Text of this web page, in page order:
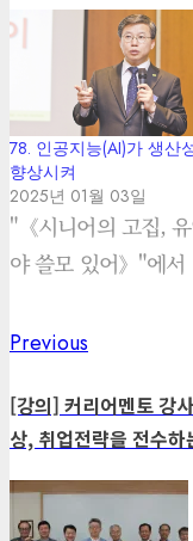
분히 검색하고, 이 투
정으로 발생할 수 있
험수준을 평가하며, 기
적으로 적용되는 매
련 규정들에 대하여 이
한 후에 투자를 결정해
한다. 이러한 사이버
이딩 기본원칙 10계명
딩 10계명 ① 가장 좋은
회사와 거래를 유지하
투자자인…
78. 인공지능(AI)가 생산
향상시켜
2025년 01월 03일
"《시니어의 고집,
야 쓸모 있어》"에서
Post
navigation
Previous
[강의] 커리어멘토 강
상, 취업전략을 전수하